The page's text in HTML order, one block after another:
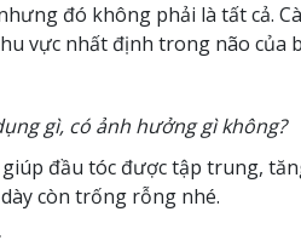
đó không phải là tất cả.
vực nhất định trong não của
gì, có ảnh hưởng gì không?
đầu tóc được tập trung,
còn trống rỗng nhé.